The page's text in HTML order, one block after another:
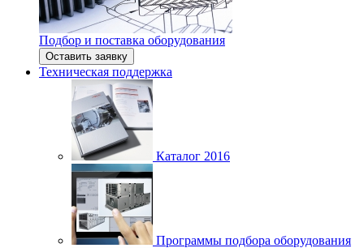
Подбор и поставка оборудования
Оставить заявку
Техническая поддержка
Каталог 2016
Программы подбора оборудования